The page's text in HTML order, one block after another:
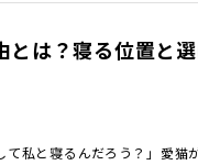
とは？寝る位置と
て私と寝るんだろう？」愛